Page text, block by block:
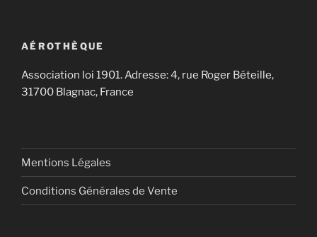
AÉROTHÈQUE
Association loi 1901. Adresse: 4, rue Roger Béteille,
31700 Blagnac, France
Mentions Légales
Conditions Générales de Vente